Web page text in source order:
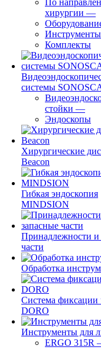
По
хирургии —
Инструменты
Комплекты
системы
стойки —
Эндоскопы
Хирургические
Beacon
Гибкая эндоскопия
MINDSION
Принадлежности и
части
Обработка
Система фиксации
DORO
Инструменты для
ERGO 315R